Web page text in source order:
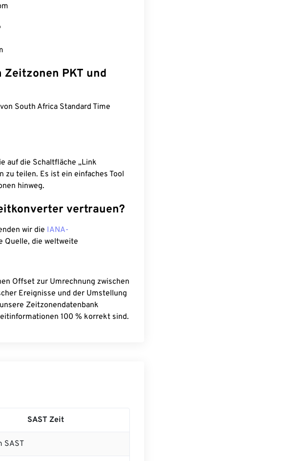
Zeitzonen PKT und
South Africa Standard Time
auf die Schaltfläche „Link
zu teilen. Es ist ein einfaches Tool
hinweg.
vertrauen?
wir die IANA-
Quelle, die weltweite
Offset zur Umrechnung zwischen
Ereignisse und der Umstellung
Zeitzonendatenbank
100 % korrekt sind.
SAST Zeit
SAST